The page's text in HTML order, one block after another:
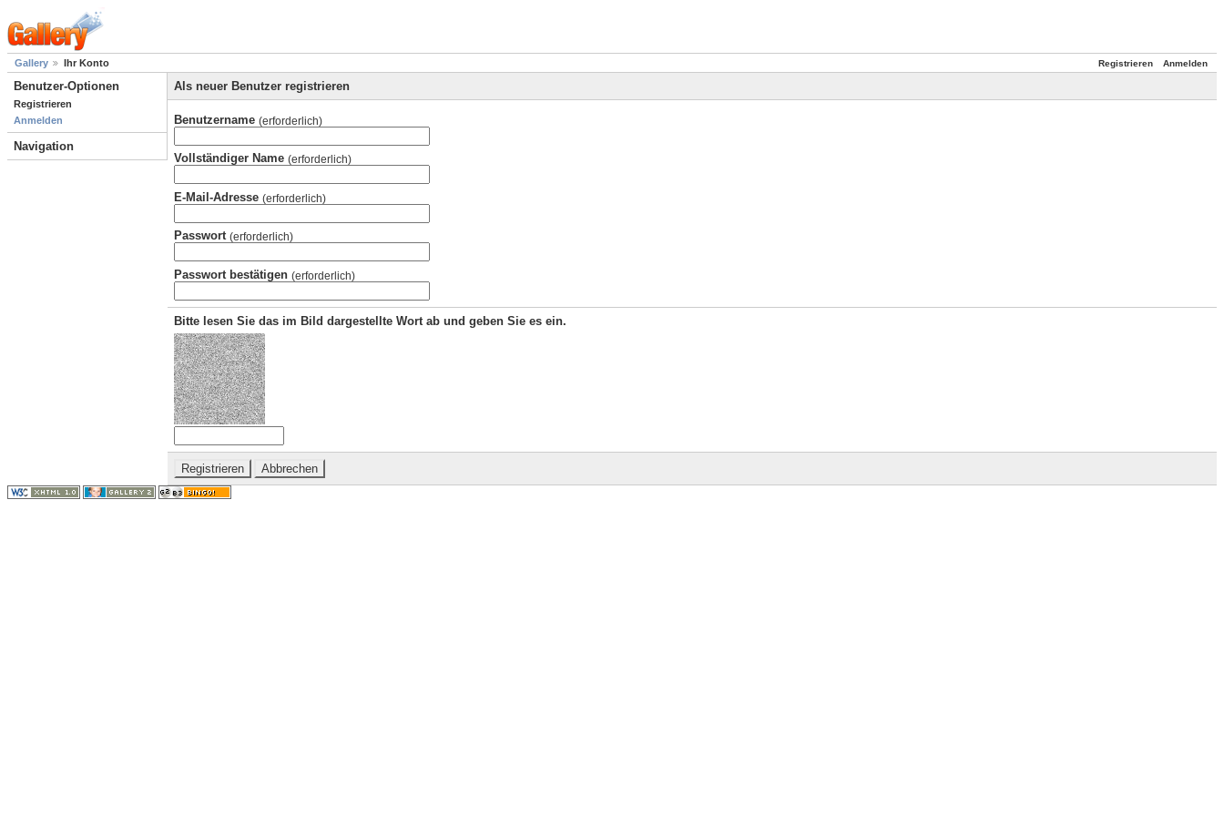
Registrieren Anmelden
Gallery Ihr Konto
Benutzer-Optionen
Registrieren
Anmelden
Navigation
Als neuer Benutzer registrieren
Benutzername (erforderlich)
Vollständiger Name (erforderlich)
E-Mail-Adresse (erforderlich)
Passwort (erforderlich)
Passwort bestätigen (erforderlich)
Bitte lesen Sie das im Bild dargestellte Wort ab und geben Sie es ein.